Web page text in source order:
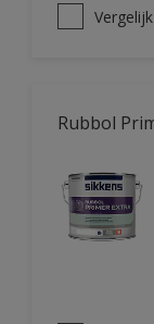
Vergelijk
Rubbol